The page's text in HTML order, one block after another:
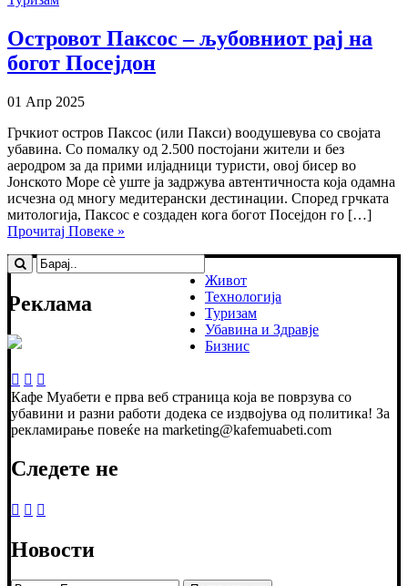
Островот Паксос – љубовниот рај на
богот Посејдон
01 Апр 2025
Грчкиот остров Паксос (или Пакси) воодушевува со својата
убавина. Со помалку од 2.500 постојани жители и без
аеродром за да прими илјадници туристи, овој бисер во
Јонското Море сè уште ја задржува автентичноста која одамна
исчезна од многу медитерански дестинации. Според грчката
митологија, Паксос е создаден кога богот Посејдон го […]
Прочитај Повеке »
Реклама
Живот
Технологија
Туризам
Убавина и Здравје
Бизнис
Кафе Муабети е прва веб страница која ве поврзува со
убавини и разни работи додека се издвојува од политика! За
рекламирање повеќе на marketing@kafemuabeti.com
Следете не
Новости